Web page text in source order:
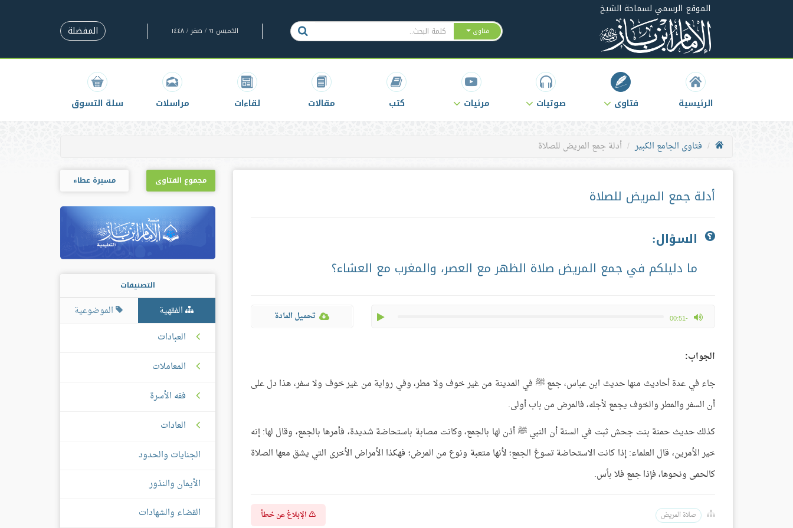
الموقع الرسمي لسماحة الشيخ
فتاوى الخميس ٢١ / صفر / ١٤٤٨ المفضلة
الرئيسية فتاوى صوتيات مرئيات كتب مقالات لقاءات مراسلات سلة التسوق
فتاوى الجامع الكبير أدلة جمع المريض للصلاة
أدلة جمع المريض للصلاة
السؤال:
ما دليلكم في جمع المريض صلاة الظهر مع العصر، والمغرب مع العشاء؟
-00:51
max volume تحميل المادة
الجواب:
جاء في عدة أحاديث منها حديث ابن عباس، جمع ﷺ في المدينة من غير خوف ولا مطر، وفي رواية من غير خوف ولا سفر، هذا دل على
أن السفر والمطر والخوف يجمع لأجله، فالمرض من باب أولى.
كذلك حديث حمنة بنت جحش ثبت في السنة أن النبي ﷺ أذن لها بالجمع، وكانت مصابة باستحاضة شديدة، فأمرها بالجمع، وقال لها: إنه
خير الأمرين، قال العلماء: إذا كانت الاستحاضة تسوغ الجمع؛ لأنها متعبة ونوع من المرض؛ فهكذا الأمراض الأخرى التي يشق معها الصلاة
كالحمى ونحوها، فإذا جمع فلا بأس.
صلاة المريض الإبلاغ عن خطأ
مجموع الفتاوى مسيرة عطاء
التصنيفات
الفقهية
الموضوعية
العبادات
المعاملات
فقه الأسرة
العادات
الجنايات والحدود
الأيمان والنذور
القضاء والشهادات